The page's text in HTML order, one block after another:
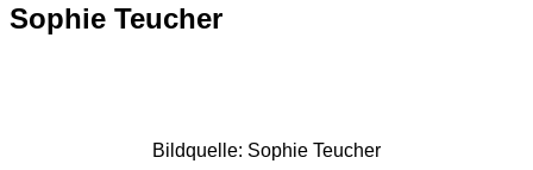
Sophie Teucher
Bildquelle: Sophie Teucher